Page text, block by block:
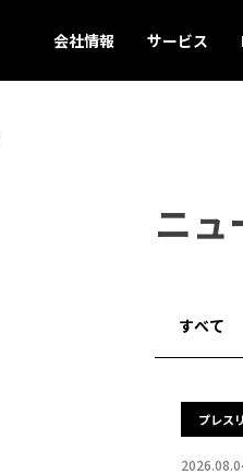
会社情報 サービス
ニュ
すべて
プレス